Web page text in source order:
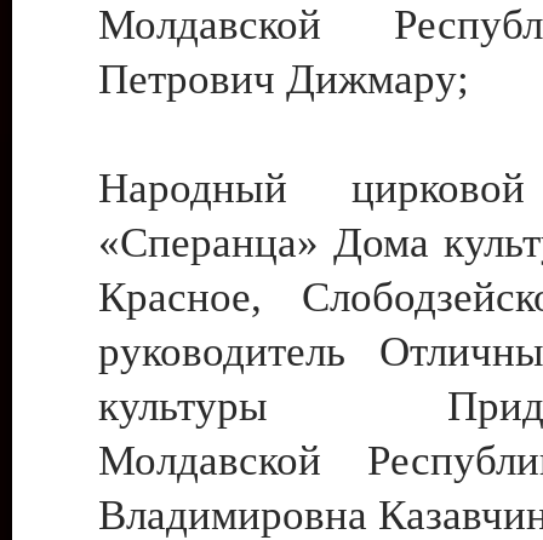
Молдавской
Петрович Дижмару;
Народный цирковой
«Сперанца» Дома
Красное,
руководитель
культуры
Молдавской
Владимировна